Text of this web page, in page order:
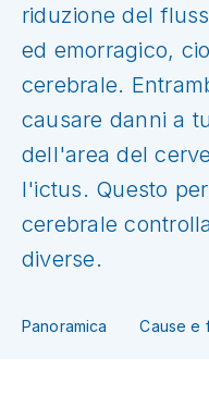
riduzione del
ed emorragico,
cerebrale.
causare danni a
dell'area del
l'ictus. Questo
cerebrale
diverse.
Panoramica Cause e